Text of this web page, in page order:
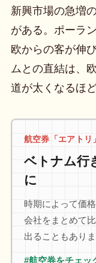
新興市場の急増
がある。ポーラ
欧からの客が伸
ムとの直結は、
道が太くなるほ
航空券「エアトリ」
ベトナム行
に
時期によって価
会社をまとめて
出ることもありま
#航空券をチェッ